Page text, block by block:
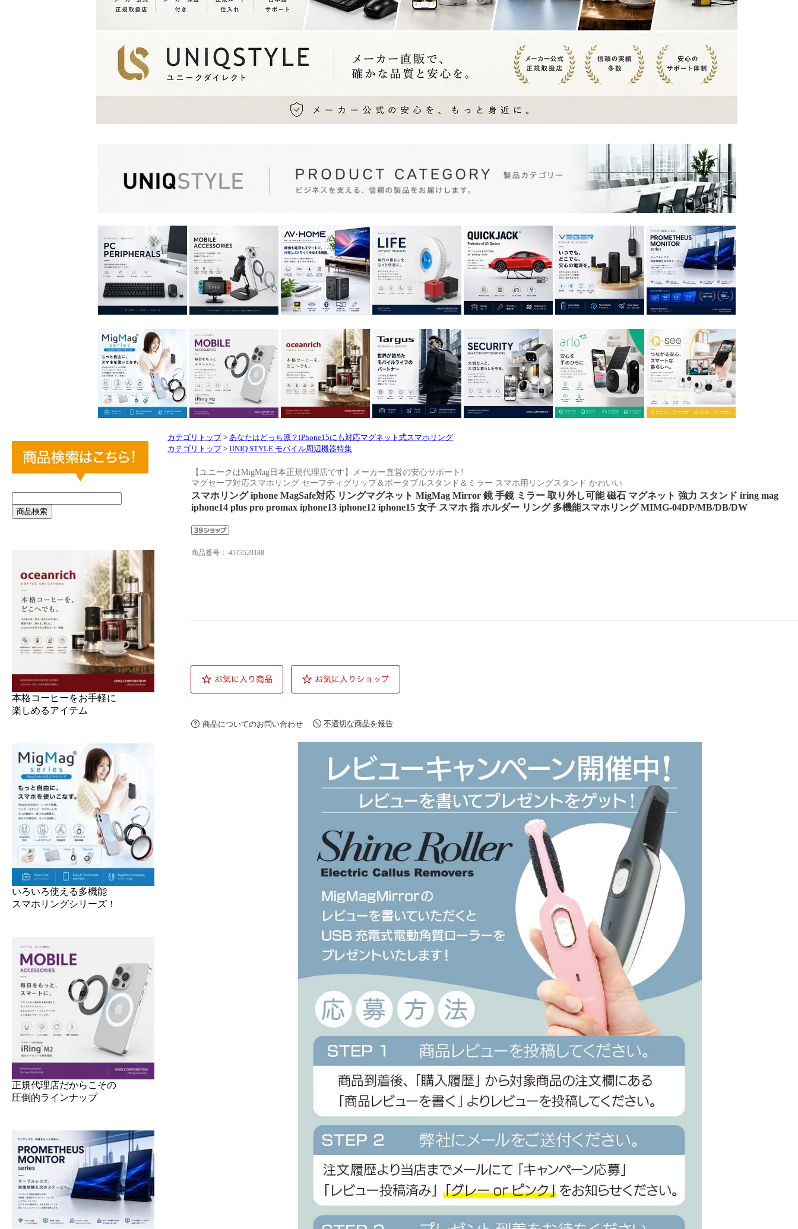
本格コーヒーをお手軽に
楽しめるアイテム
いろいろ使える多機能
スマホリングシリーズ！
正規代理店だからこその
圧倒的ラインナップ
カテゴリトップ > あなたはどっち派？iPhone15にも対応マグネット式スマホリング
カテゴリトップ > UNIQ STYLE モバイル周辺機器特集
【ユニークはMigMag日本正規代理店です】メーカー直営の安心サポート!
マグセーフ対応スマホリング セーフティグリップ＆ポータブルスタンド＆ミラー スマホ用リングスタンド かわいい
スマホリング iphone MagSafe対応 リングマグネット MigMag Mirror 鏡 手鏡 ミラー 取り外し可能 磁石 マグネット 強力 スタンド iring mag
iphone14 plus pro promax iphone13 iphone12 iphone15 女子 スマホ 指 ホルダー リング 多機能スマホリング MIMG-04DP/MB/DB/DW
商品番号： 4573529188
商品についてのお問い合わせ 不適切な商品を報告